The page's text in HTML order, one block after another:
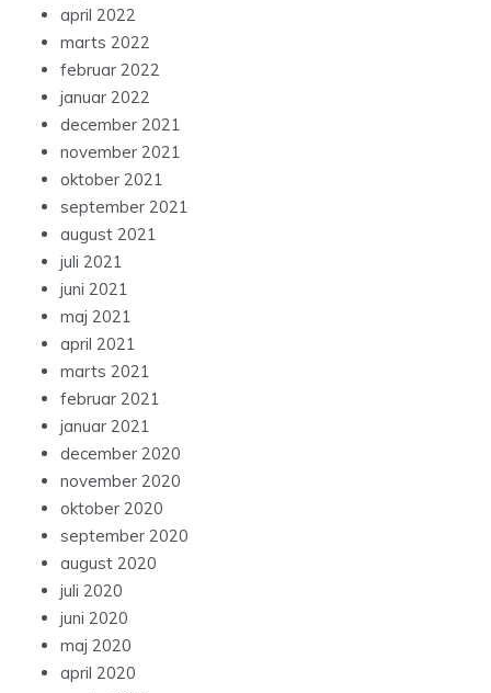
april 2022
marts 2022
februar 2022
januar 2022
december 2021
november 2021
oktober 2021
september 2021
august 2021
juli 2021
juni 2021
maj 2021
april 2021
marts 2021
februar 2021
januar 2021
december 2020
november 2020
oktober 2020
september 2020
august 2020
juli 2020
juni 2020
maj 2020
april 2020